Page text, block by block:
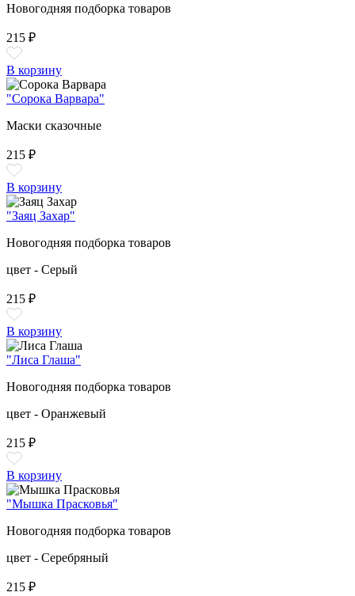
Новогодняя подборка товаров
215 ₽
В корзину
"Сорока Варвара"
Маски сказочные
215 ₽
В корзину
"Заяц Захар"
Новогодняя подборка товаров
цвет - Серый
215 ₽
В корзину
"Лиса Глаша"
Новогодняя подборка товаров
цвет - Оранжевый
215 ₽
В корзину
"Мышка Прасковья"
Новогодняя подборка товаров
цвет - Серебряный
215 ₽